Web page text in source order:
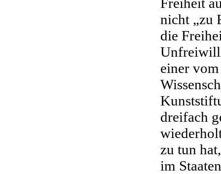
nicht „zu
die
einer
dreifach
zu tun
im